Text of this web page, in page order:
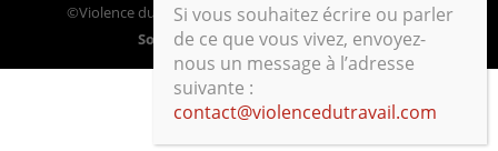
©Violence du travail | Tous droits réservés |Design by
Sophie Joubert Webdesigneuse
Si vous souhaitez écrire ou parler
de ce que vous vivez, envoyez-
nous un message à l’adresse
suivante :
contact@violencedutravail.com